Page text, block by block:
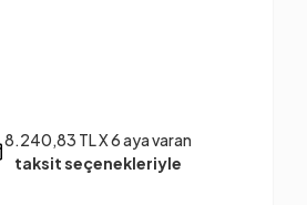
8.240,83 TL X 6 aya varan
taksit seçenekleriyle